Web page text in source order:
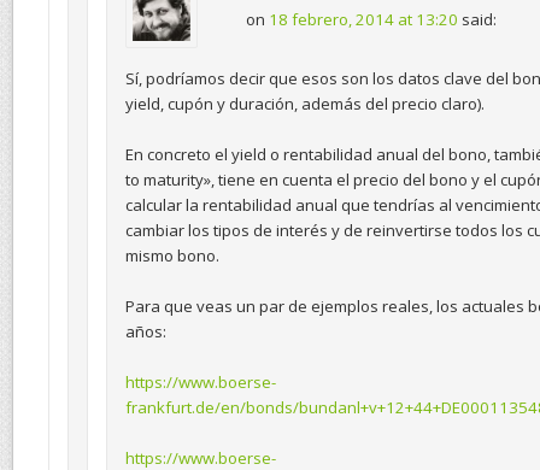
on 18 febrero, 2014 at 13:20 said:
Sí, podríamos decir que esos son los datos clave del
yield, cupón y duración, además del precio claro).
En concreto el yield o rentabilidad anual del bono,
to maturity», tiene en cuenta el precio del bono y el
calcular la rentabilidad anual que tendrías al
cambiar los tipos de interés y de reinvertirse todos los
mismo bono.
Para que veas un par de ejemplos reales, los actuales
años:
https://www.boerse-
frankfurt.de/en/bonds/
https://www.boerse-